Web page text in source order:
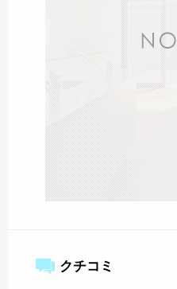
クチコミ